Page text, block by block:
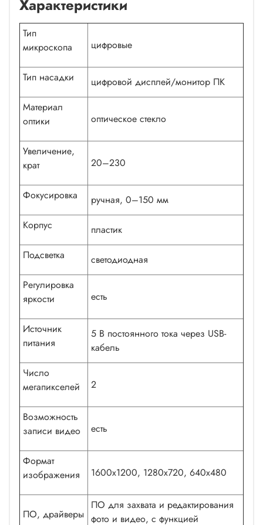
Характеристики
Тип
микроскопа
цифровые
Тип насадки
цифровой дисплей/монитор ПК
Материал
оптики
оптическое стекло
Увеличение,
крат
20–230
Фокусировка
ручная, 0–150 мм
Корпус
пластик
Подсветка
светодиодная
Регулировка
яркости
есть
Источник
питания
5 В постоянного тока через USB-
кабель
Число
мегапикселей
2
Возможность
записи видео
есть
Формат
изображения
1600x1200, 1280x720, 640x480
ПО, драйверы
ПО для захвата и редактирования
фото и видео, с функцией